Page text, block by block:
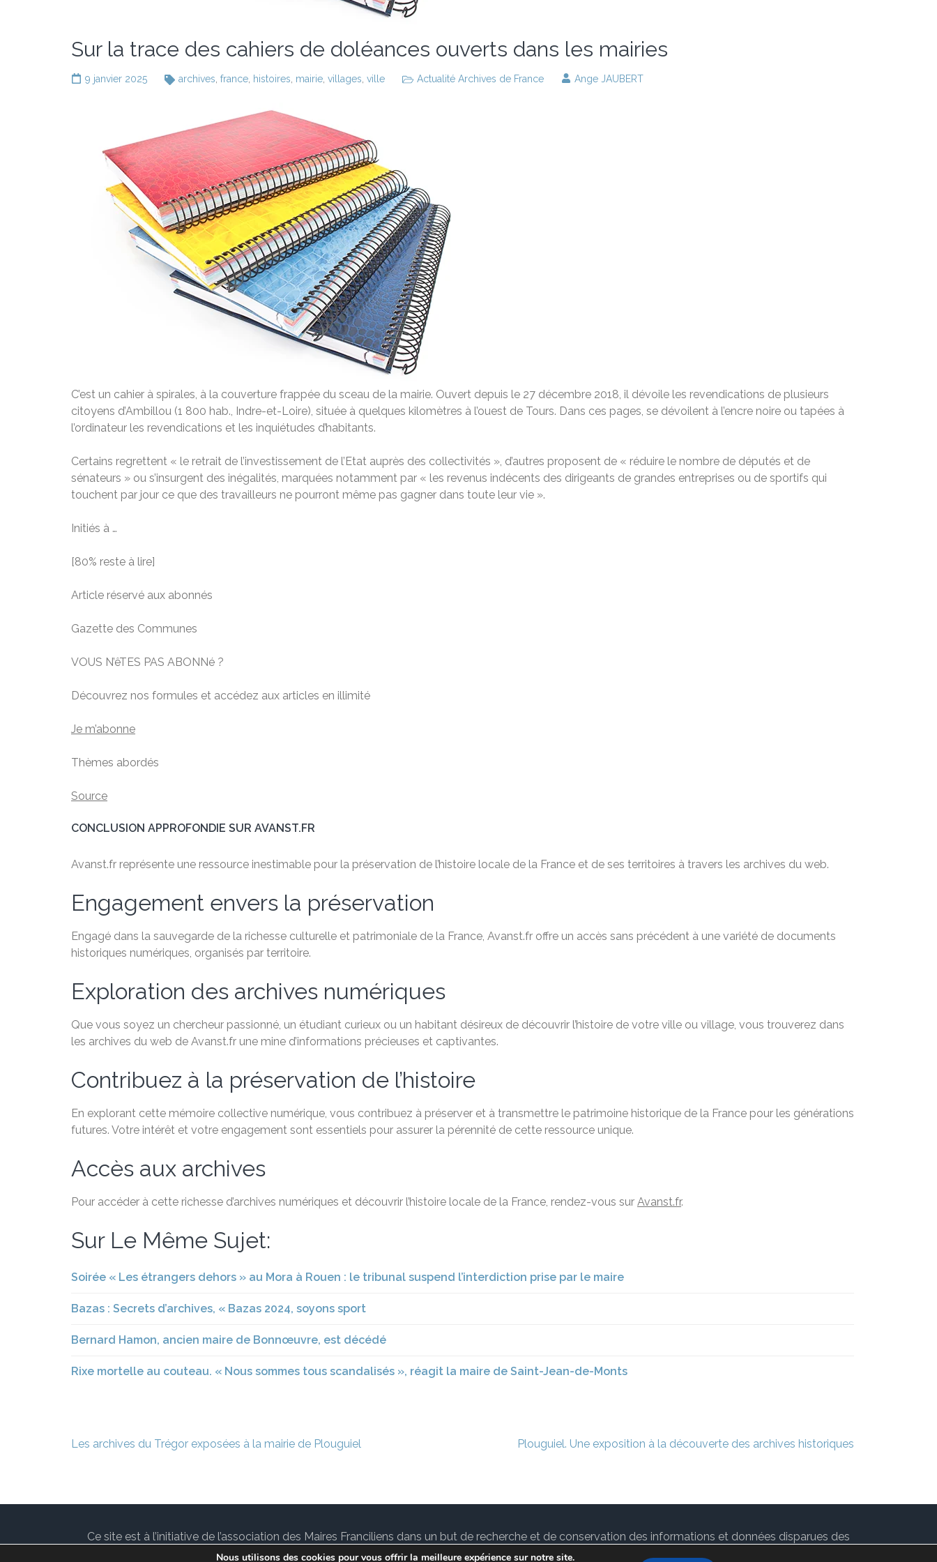
Sur la trace des cahiers de doléances ouverts dans les mairies
9 janvier 2025 archives france histoires mairie villages ville Actualité Archives de France Ange JAUBERT
C’est un cahier à spirales, à la couverture frappée du sceau de la mairie. Ouvert depuis le 27 décembre 2018, il dévoile les revendications de plusieurs
citoyens d’Ambillou (1 800 hab., Indre-et-Loire), située à quelques kilomètres à l’ouest de Tours. Dans ces pages, se dévoilent à l’encre noire ou tapées à
l’ordinateur les revendications et les inquiétudes d’habitants.
Certains regrettent « le retrait de l’­investissement de l’Etat auprès des collectivités », d’autres proposent de « réduire le nombre de ­députés et de
sénateurs » ou s’insurgent des inégalités, marquées notamment par « les revenus indécents des dirigeants de grandes entreprises ou de sportifs qui
touchent par jour ce que des travailleurs ne pourront même pas gagner dans toute leur vie ».
Initiés à …
[80% reste à lire]
Article réservé aux abonnés
Gazette des Communes
VOUS N’êTES PAS ABONNé ?
Découvrez nos formules et accédez aux articles en illimité
Je m’abonne
Thèmes abordés
Source
CONCLUSION APPROFONDIE SUR AVANST.FR
Avanst.fr représente une ressource inestimable pour la préservation de l’histoire locale de la France et de ses territoires à travers les archives du web.
Engagement envers la préservation
Engagé dans la sauvegarde de la richesse culturelle et patrimoniale de la France, Avanst.fr offre un accès sans précédent à une variété de documents
historiques numériques, organisés par territoire.
Exploration des archives numériques
Que vous soyez un chercheur passionné, un étudiant curieux ou un habitant désireux de découvrir l’histoire de votre ville ou village, vous trouverez dans
les archives du web de Avanst.fr une mine d’informations précieuses et captivantes.
Contribuez à la préservation de l’histoire
En explorant cette mémoire collective numérique, vous contribuez à préserver et à transmettre le patrimoine historique de la France pour les générations
futures. Votre intérêt et votre engagement sont essentiels pour assurer la pérennité de cette ressource unique.
Accès aux archives
Pour accéder à cette richesse d’archives numériques et découvrir l’histoire locale de la France, rendez-vous sur Avanst.fr.
Sur Le Même Sujet:
Soirée « Les étrangers dehors » au Mora à Rouen : le tribunal suspend l’interdiction prise par le maire
Bazas : Secrets d’archives, « Bazas 2024, soyons sport
Bernard Hamon, ancien maire de Bonnœuvre, est décédé
Rixe mortelle au couteau. « Nous sommes tous scandalisés », réagit la maire de Saint-Jean-de-Monts
Navigation
Les archives du Trégor exposées à la mairie de Plouguiel Plouguiel. Une exposition à la découverte des archives historiques
Ce site est à l’initiative de l’association des Maires Franciliens dans un but de recherche et de conservation des informations et données disparues des
communes de l’Île-de-France. Suivez les actuallité sur lenotre Blog. Lawyer Landing Page | Développé par
Nous utilisons des cookies pour vous offrir la meilleure expérience sur notre site.